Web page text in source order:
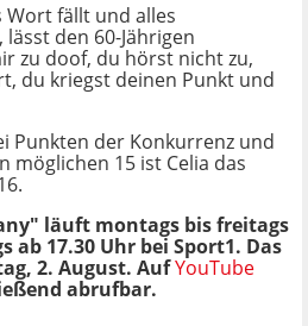
Wort fällt und alles
den 60-Jährigen
zu doof, du hörst nicht zu,
du kriegst deinen Punkt und
Punkten der Konkurrenz und
möglichen 15 ist Celia das
läuft montags bis freitags
ab 17.30 Uhr bei Sport1. Das
2. August. AufYouTube
abrufbar.